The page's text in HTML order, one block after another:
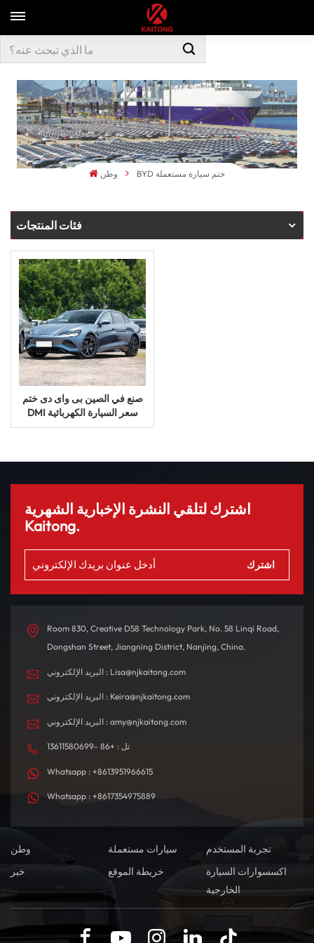
وطن BYD ختم سيارة مستعملة
فئات المنتجات
صنع في الصين بى واى دى ختم
DMI سعر السيارة الكهربائية
سيدان السيارات الهجينة للبيع
اشترك لتلقي النشرة الإخبارية الشهرية
Kaitong.
Room 830, Creative D58 Technology Park, No. 58 Linqi Road,
Dongshan Street, Jiangning District, Nanjing, China.
البريد الإلكتروني : Lisa@njkaitong.com
البريد الإلكتروني : Keira@njkaitong.com
البريد الإلكتروني : amy@njkaitong.com
تل : +86 -13611580699
Whatsapp : +8613951966615
Whatsapp : +8617354975889
وطن سيارات مستعملة
تجربة المستخدم
خبر
خريطة الموقع
اكسسوارات السيارة
الخارجية